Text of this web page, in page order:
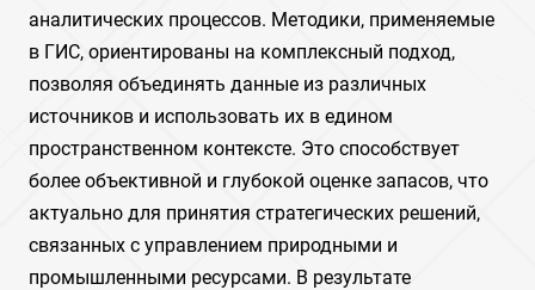
аналитических процессов. Методики, применяемые
в ГИС, ориентированы на комплексный подход,
позволяя объединять данные из различных
источников и использовать их в едином
пространственном контексте. Это способствует
более объективной и глубокой оценке запасов, что
актуально для принятия стратегических решений,
связанных с управлением природными и
промышленными ресурсами. В результате